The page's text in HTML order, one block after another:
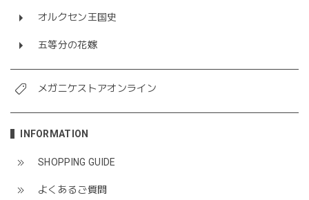
オルクセン王国史
五等分の花嫁
メガニケストアオンライン
INFORMATION
SHOPPING GUIDE
よくあるご質問